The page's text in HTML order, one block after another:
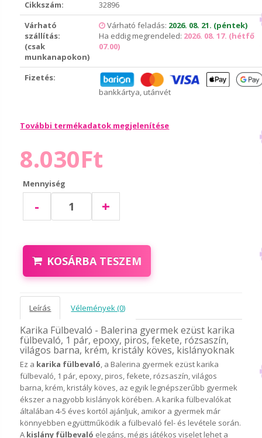
Cikkszám:
32896
Várható
szállítás:
(csak
munkanapokon)
Várható feladás: 2026. 08. 21. (péntek)
Ha eddig megrendeled: 2026. 08. 17. (hétfő
07.00)
Fizetés:
bankkártya, utánvét
További termékadatok megjelenítése
8.030Ft
Mennyiség
- +
KOSÁRBA TESZEM
Leírás Vélemények (0)
Karika Fülbevaló - Balerina gyermek ezüst karika
fülbevaló, 1 pár, epoxy, piros, fekete, rózsaszín,
világos barna, krém, kristály köves, kislányoknak
Ez a karika fülbevaló, a Balerina gyermek ezüst karika
fülbevaló, 1 pár, epoxy, piros, fekete, rózsaszín, világos
barna, krém, kristály köves, az egyik legnépszerűbb gyermek
ékszer a nagyobb kislányok körében. A karika fülbevalókat
általában 4-5 éves kortól ajánljuk, amikor a gyermek már
könnyebben együttműködik a fülbevaló fel- és levétele során.
A kislány fülbevaló elegáns, mégis játékos viselet lehet a